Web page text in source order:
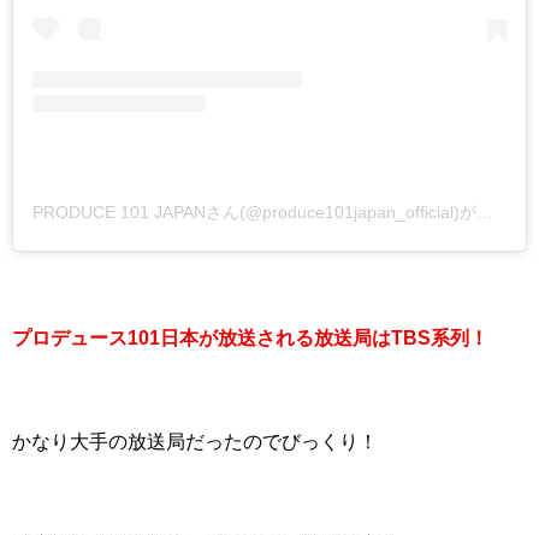
プロデュース101日本が放送される放送局はTBS系列！
かなり大手の放送局だったのでびっくり！